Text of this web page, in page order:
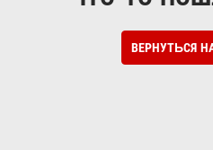
ВЕРНУТЬСЯ